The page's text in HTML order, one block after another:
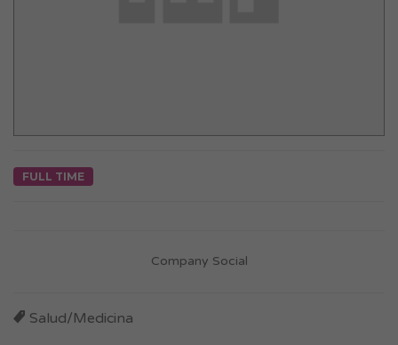
FULL TIME
Company Social
Salud/Medicina